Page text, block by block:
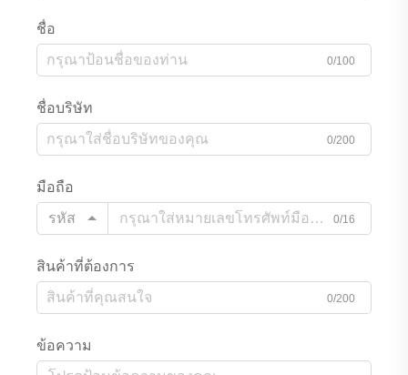
ชื่อ
0/100
ชื่อบริษัท
0/200
มือถือ
รหัส
0/16
สินค้าที่ต้องการ
0/200
ข้อความ